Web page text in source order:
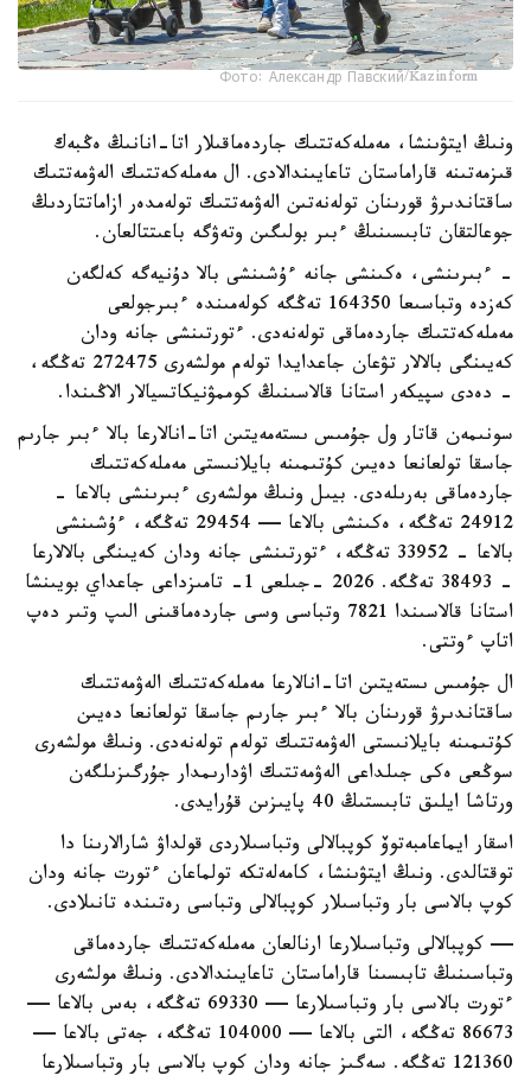
Фото: Александр Павский/Kazinform
ونىڭ ايتۋىنشا، مەملەكەتتىك جاردەماقىلار اتا-انانىڭ ەڭبەك
قىزمەتىنە قاراماستان تاعايىندالادى. ال مەملەكەتتىك الەۋمەتتىك
ساقتاندىرۋ قورىنان تولەنەتىن الەۋمەتتىك تولەمدەر ازاماتتاردىڭ
جوعالتقان تابىسىنىڭ ءبىر بولىگىن وتەۋگە باعىتتالعان.
- ءبىرىنشى، ەكىنشى جانە ءۇشىنشى بالا دۇنيەگە كەلگەن
كەزدە وتباسىعا 164350 تەڭگە كولەمىندە ءبىرجولعى
مەملەكەتتىك جاردەماقى تولەنەدى. ءتورتىنشى جانە ودان
كەيىنگى بالالار تۋعان جاعدايدا تولەم مولشەرى 272475 تەڭگە،
- دەدى سپيكەر استانا قالاسىنىڭ كوممۋنيكاتسيالار الاڭىندا.
سونىمەن قاتار ول جۇمىس ىستەمەيتىن اتا-انالارعا بالا ءبىر جارىم
جاسقا تولعانعا دەيىن كۇتىمىنە بايلانىستى مەملەكەتتىك
جاردەماقى بەرىلەدى. بيىل ونىڭ مولشەرى ءبىرىنشى بالاعا -
24912 تەڭگە، ەكىنشى بالاعا — 29454 تەڭگە، ءۇشىنشى
بالاعا - 33952 تەڭگە، ءتورتىنشى جانە ودان كەيىنگى بالالارعا
- 38493 تەڭگە. 2026 -جىلعى 1- تامىزداعى جاعداي بويىنشا
استانا قالاسىندا 7821 وتباسى وسى جاردەماقىنى الىپ وتىر دەپ
اتاپ ءوتتى.
ال جۇمىس ىستەيتىن اتا-انالارعا مەملەكەتتىك الەۋمەتتىك
ساقتاندىرۋ قورىنان بالا ءبىر جارىم جاسقا تولعانعا دەيىن
كۇتىمىنە بايلانىستى الەۋمەتتىك تولەم تولەنەدى. ونىڭ مولشەرى
سوڭعى ەكى جىلداعى الەۋمەتتىك اۋدارىمدار جۇرگىزىلگەن
ورتاشا ايلىق تابىستىڭ 40 پايىزىن قۇرايدى.
اسقار ايماعامبەتوۆ كوپبالالى وتباسىلاردى قولداۋ شارالارىنا دا
توقتالدى. ونىڭ ايتۋىنشا، كامەلەتكە تولماعان ءتورت جانە ودان
كوپ بالاسى بار وتباسىلار كوپبالالى وتباسى رەتىندە تانىلادى.
— كوپبالالى وتباسىلارعا ارنالعان مەملەكەتتىك جاردەماقى
وتباسىنىڭ تابىسىنا قاراماستان تاعايىندالادى. ونىڭ مولشەرى
ءتورت بالاسى بار وتباسىلارعا — 69330 تەڭگە، بەس بالاعا —
86673 تەڭگە، التى بالاعا — 104000 تەڭگە، جەتى بالاعا —
121360 تەڭگە. سەگىز جانە ودان كوپ بالاسى بار وتباسىلارعا